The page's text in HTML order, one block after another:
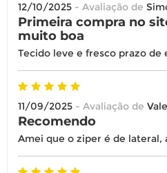
12/10/2025 - Avaliação de
Primeira compra no
muito boa
Tecido leve e fresco prazo
11/09/2025 - Avaliação de
Recomendo
Amei que o ziper é de lateral,